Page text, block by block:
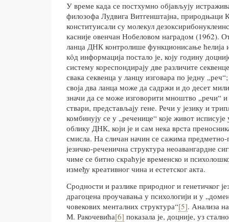
У време када се постхумно објављују
филозофа Лудвига Витгенштајна, природњаци
конституисали су молекул
касније овенчан Нобеловом наградом (1962).
ланца ДНК контролише функционисање ћелија
кôд информација постало је, коју годину
систему кореспондирају две различите
свака секвенца у ланцу изговара по једну
своја два ланца може да садржи и до десет
значи да се може изговорити мноштво „речи“ и
ствари, представљају гене. Речи у језику и
комбинују се у „реченице“ које живот
облику ДНК, који је и сам нека врста
смисла. На сличан начин се сажима предметно-
језичко-реченична структура неоавангардне
чиме се битно скраћује временско и
између креативног чина и естетског акта.
Сродности и разлике природног и генетичког
драгоцена проучавања у психологији и у
човекових менталних структура“[5]. Анализа
М. Ракочевића[6] показала је, доцније, уз